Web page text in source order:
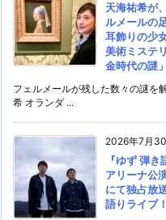
天海祐希が
ルメールの
耳飾りの少
美術ミステ
金時代の謎」
フェルメールが残した数々の謎を
希 オランダ ...
2026年7月
『ゆず 弾
アリーナ公
にて独占放
語りライブ！